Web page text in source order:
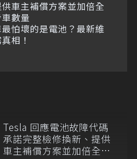
車主補償方案並加倍全
數量
怕壞的是電池？最新維
相！
Tesla 回應電池故障代碼
承諾完整檢修換新、提供
車主補償方案並加倍全台